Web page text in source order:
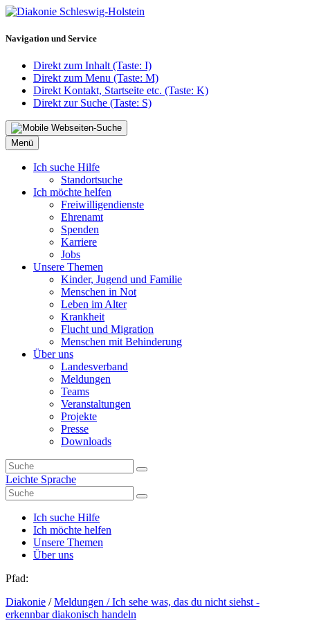
Navigation und Service
Direkt zum Inhalt (Taste: I)
Direkt zum Menu (Taste: M)
Direkt Kontakt, Startseite etc. (Taste: K)
Direkt zur Suche (Taste: S)
Menü
Ich suche Hilfe
Standortsuche
Ich möchte helfen
Freiwilligendienste
Ehrenamt
Spenden
Karriere
Jobs
Unsere Themen
Kinder, Jugend und Familie
Menschen in Not
Leben im Alter
Krankheit
Flucht und Migration
Menschen mit Behinderung
Über uns
Landesverband
Meldungen
Teams
Veranstaltungen
Projekte
Presse
Downloads
Leichte Sprache
Ich suche Hilfe
Ich möchte helfen
Unsere Themen
Über uns
Pfad:
Diakonie /Meldungen / Ich sehe was, das du nicht siehst -
erkennbar diakonisch handeln